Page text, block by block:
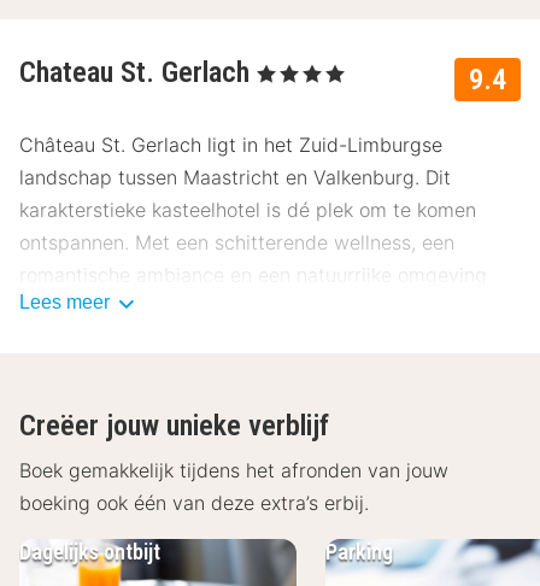
9.4
Chateau St. Gerlach , 4 Sterren
Château St. Gerlach ligt in het Zuid-Limburgse
landschap tussen Maastricht en Valkenburg. Dit
karakterstieke kasteelhotel is dé plek om te komen
ontspannen. Met een schitterende wellness, een
romantische ambiance en een natuurrijke omgeving
kom je helemaal tot rust.
zijn voorzien van een televisie, kluis en gratis Wi-Fi. De
badkamers beschikken over een toilet, douche en/of
bad en föhn. Geniet ’s ochtends van het ontbijt in het
boerenkruidentuin en het Geuldal. Bistrot de Liège is
Lees meer
Creëer jouw unieke verblijf
Boek gemakkelijk tijdens het afronden van jouw
boeking ook één van deze extra’s erbij.
Dagelijks ontbijt Parking